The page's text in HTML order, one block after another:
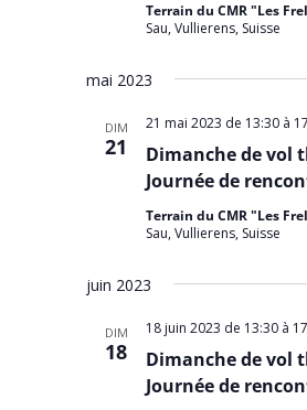
Terrain du CMR "Les
Sau, Vullierens, Suisse
mai 2023
DIM
21
Dimanche de vol
Journée de
21 mai 2023 de 13:30 à
Terrain du CMR "Les
Sau, Vullierens, Suisse
juin 2023
DIM
18
Dimanche de vol
Journée de
18 juin 2023 de 13:30 à